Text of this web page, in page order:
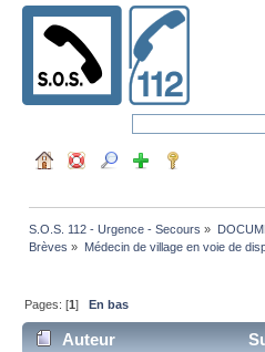
S.O.S. 112 - Urgence - Secours »
Brèves » Médecin de village en voie de
Pages: [1]En bas
Auteur